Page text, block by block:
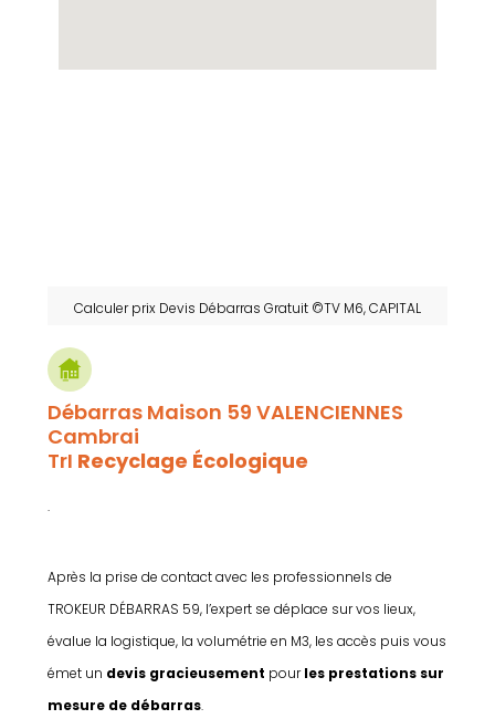
Calculer prix Devis Débarras Gratuit ©TV M6, CAPITAL
Débarras Maison 59 VALENCIENNES
Cambrai
TrI Recyclage Écologique
.
Après la prise de contact avec les professionnels de
TROKEUR DÉBARRAS 59, l’expert se déplace sur vos lieux,
évalue la logistique, la volumétrie en M3, les accès puis vous
émet un devis gracieusement pourles prestations sur
mesure de débarras.